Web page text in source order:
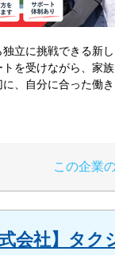
立に挑戦できる新し
を受けながら、家族
、自分に合った働き
この企業
式会社】タ